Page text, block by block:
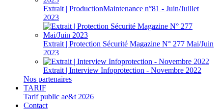
Extrait | ProductionMaintenance n°81 - Juin/Juillet
2023
Extrait | Protection Sécurité Magazine N° 277 Mai/Juin
2023
Extrait | Interview Infoprotection - Novembre 2022
Nos partenaires
TARIF
Tarif public ae&t 2026
Contact